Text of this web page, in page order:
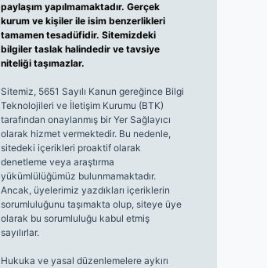
paylaşım yapılmamaktadır. Gerçek
kurum ve kişiler ile isim benzerlikleri
tamamen tesadüfidir. Sitemizdeki
bilgiler taslak halindedir ve tavsiye
niteliği taşımazlar.
Sitemiz, 5651 Sayılı Kanun gereğince Bilgi
Teknolojileri ve İletişim Kurumu (BTK)
tarafından onaylanmış bir Yer Sağlayıcı
olarak hizmet vermektedir. Bu nedenle,
sitedeki içerikleri proaktif olarak
denetleme veya araştırma
yükümlülüğümüz bulunmamaktadır.
Ancak, üyelerimiz yazdıkları içeriklerin
sorumluluğunu taşımakta olup, siteye üye
olarak bu sorumluluğu kabul etmiş
sayılırlar.
Hukuka ve yasal düzenlemelere aykırı